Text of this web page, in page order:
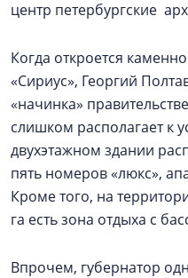
центр петербургские
Когда откроется
«Сириус», Георгий
«начинка»
слишком располагает к
двухэтажном здании
пять номеров «люкс»,
Кроме того, на
га есть зона отдыха с
Впрочем, губернатор